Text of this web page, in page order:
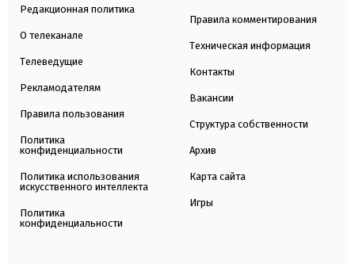
Редакционная политика
О телеканале
Телеведущие
Рекламодателям
Правила пользования
Политика
конфиденциальности
Политика использования
искусственного интеллекта
Политика
конфиденциальности
Правила комментирования
Техническая информация
Контакты
Вакансии
Структура собственности
Архив
Карта сайта
Игры